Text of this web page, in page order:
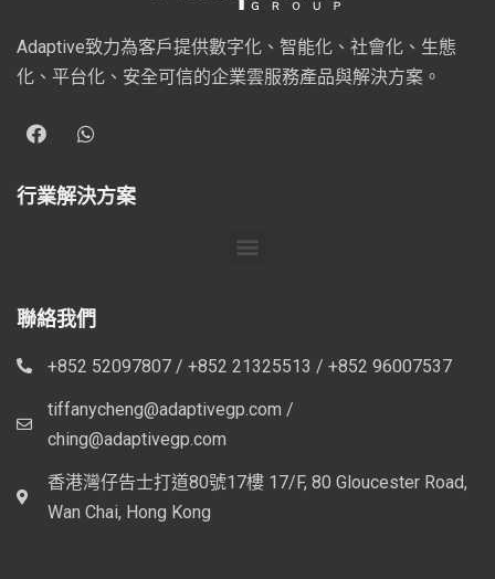
Adaptive致力為客戶提供數字化、智能化、社會化、生態
化、平台化、安全可信的企業雲服務產品與解決方案。
行業解決方案
聯絡我們
+852 52097807 / +852 21325513 / +852 96007537
tiffanycheng@adaptivegp.com /
ching@adaptivegp.com
香港灣仔告士打道80號17樓 17/F, 80 Gloucester Road,
Wan Chai, Hong Kong